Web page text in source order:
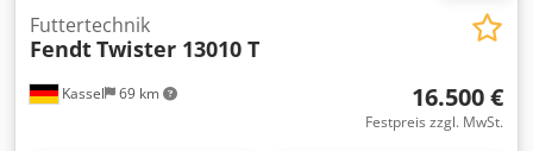
Kassel 69 km
Futtertechnik
FendtTwister 13010 T
16.500 €
Festpreis zzgl. MwSt.